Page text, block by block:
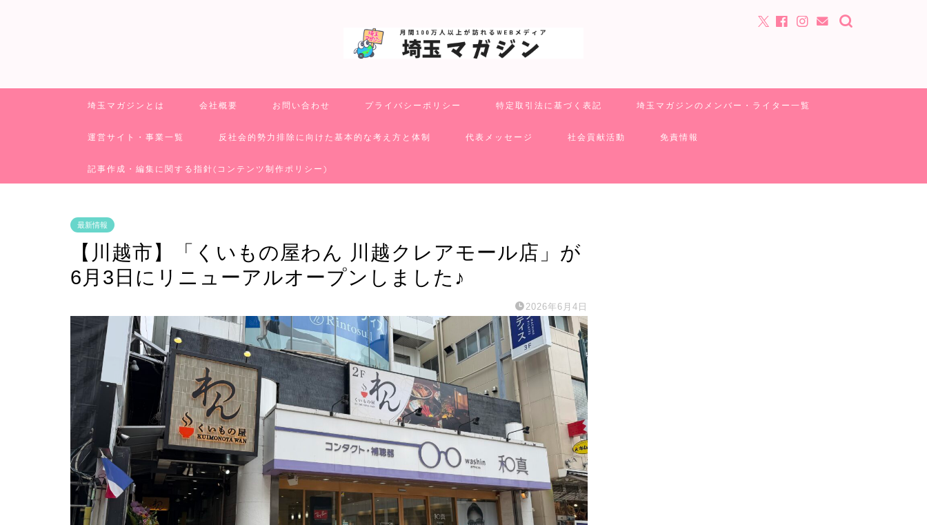
埼玉マガジンとは 会社概要 お問い合わせ プライバシーポリシー 特定取引法に基づく表記 埼玉マガジンのメンバー・ライター一覧
運営サイト・事業一覧 反社会的勢力排除に向けた基本的な考え方と体制 代表メッセージ 社会貢献活動 免責情報
記事作成・編集に関する指針(コンテンツ制作ポリシー)
最新情報
【川越市】「くいもの屋わん 川越クレアモール店」が
6月3日にリニューアルオープンしました♪
2026年6月4日